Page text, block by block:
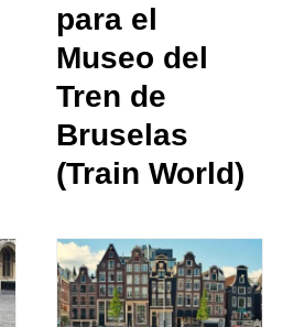
para el
Museo del
Tren de
Bruselas
(Train World)